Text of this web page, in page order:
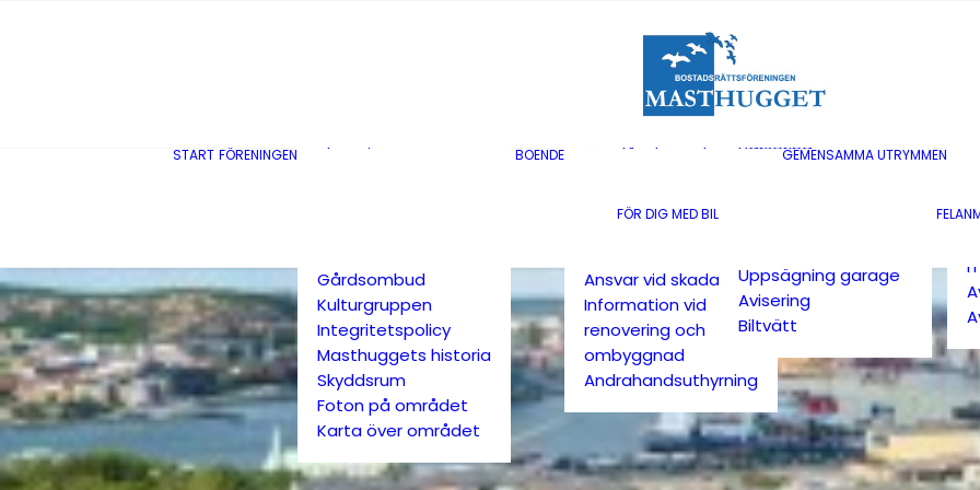
START FÖRENINGEN
Planerings &
Gårdsombud
Kulturgruppen
Integritetspolicy
Masthuggets historia
Skyddsrum
Foton på området
Karta över området
BOENDE
Bostadsrättstillägg
Gårdsombud
Avisering
Överlåtelse och
Bredband
Ansvar vid skada
Information vid
renovering och
ombyggnad
Andrahandsuthyrning
GEMENSAMMA UTRYMMEN
FÖR DIG MED BIL
Parkering
Uppsägning garage
Avisering
Biltvätt